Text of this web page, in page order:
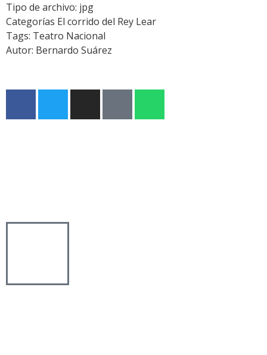
Tipo de archivo: jpg
Categorías El corrido del Rey Lear
Tags: Teatro Nacional
Autor: Bernardo Suárez